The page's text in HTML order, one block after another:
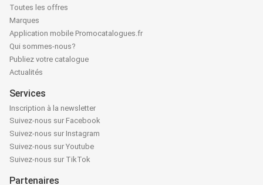
Toutes les offres
Marques
Application mobile Promocatalogues.fr
Qui sommes-nous?
Publiez votre catalogue
Actualités
Services
Inscription à la newsletter
Suivez-nous sur Facebook
Suivez-nous sur Instagram
Suivez-nous sur Youtube
Suivez-nous sur TikTok
Partenaires